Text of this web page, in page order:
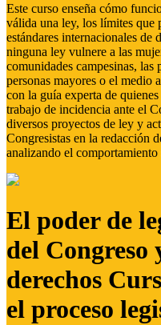
Este curso enseña cómo
válida una ley, los límites que
estándares internacionales de
ninguna ley vulnere a las
comunidades campesinas,
personas mayores o el medio
con la guía experta de
trabajo de incidencia ante el
diversos proyectos de ley y
Congresistas en la redacción
analizando el
El poder de
del Congreso
derechos
el proceso